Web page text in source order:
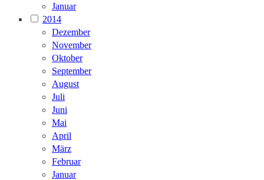
Januar
2014
Dezember
November
Oktober
September
August
Juli
Juni
Mai
April
März
Februar
Januar